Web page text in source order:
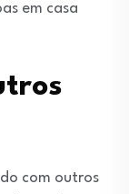
em casa
com outros